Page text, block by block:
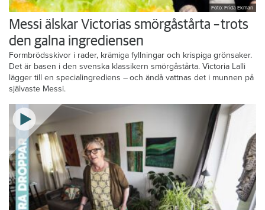
Foto: Frida Ekman
Messi älskar Victorias smörgåstårta – trots
den galna ingrediensen
Formbrödsskivor i rader, krämiga fyllningar och krispiga grönsaker.
Det är basen i den svenska klassikern smörgåstårta. Victoria Lalli
lägger till en specialingrediens – och ändå vattnas det i munnen på
självaste Messi.